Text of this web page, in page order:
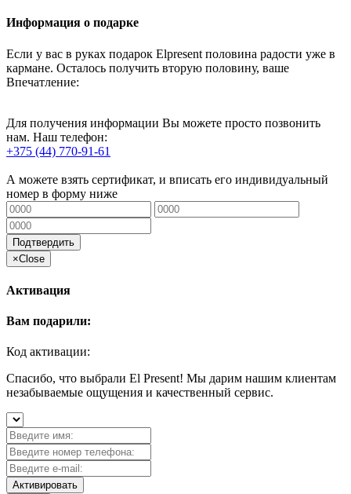
Информация о подарке
Если у вас в руках подарок Elpresent половина радости уже в
кармане. Осталось получить вторую половину, ваше
Впечатление:
Для получения информации Вы можете просто позвонить
нам. Наш телефон:
+375 (44) 770-91-61
А можете взять сертификат, и вписать его индивидуальный
номер в форму ниже
Подтвердить
×Close
Активация
Вам подарили:
Код активации:
Спасибо, что выбрали El Present! Мы дарим нашим клиентам
незабываемые ощущения и качественный сервис.
Активировать